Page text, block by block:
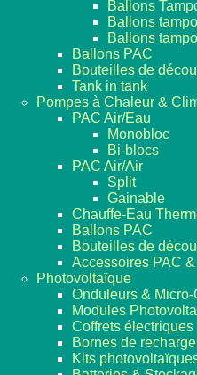
Ballons
Ballons
Ballons
Ballons PAC
Bouteilles de
Tank in tank
Pompes à Chaleur &
PAC Air/Eau
Monobloc
Bi-blocs
PAC Air/Air
Split
Gainable
Chauffe-Eau
Ballons PAC
Bouteilles de
Accessoires PAC
Photovoltaïque
Onduleurs &
Modules
Coffrets électriques
Bornes de recharge
Kits